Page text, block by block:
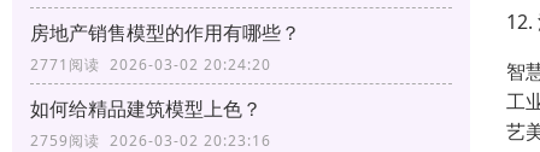
房地产销售模型的作用有哪些？
2771阅读 2026-03-02 20:24:20
如何给精品建筑模型上色？
2759阅读 2026-03-02 20:23:16
12.
智
工
艺